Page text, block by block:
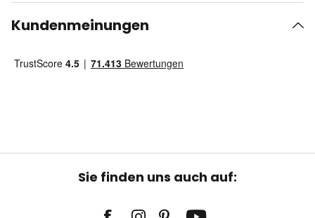
Kundenmeinungen
Sie finden uns auch auf: